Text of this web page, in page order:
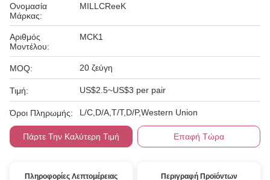
Ονομασία
Μάρκας:
MILLCReeK
Αριθμός
Μοντέλου:
MCK1
MOQ: 20 ζεύγη
Τιμή: US$2.5~US$3 per pair
Όροι Πληρωμής: L/C,D/A,T/T,D/P,Western Union
Πάρτε Την Καλύτερη Τιμή Επαφή Τώρα
Πληροφορίες Λεπτομέρειας Περιγραφή Προϊόντων